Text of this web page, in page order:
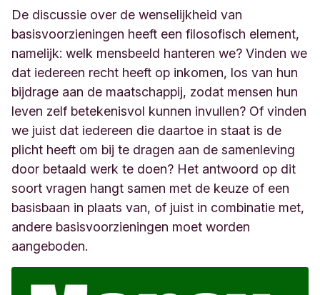
De discussie over de wenselijkheid van
basisvoorzieningen heeft een filosofisch element,
namelijk: welk mensbeeld hanteren we? Vinden we
dat iedereen recht heeft op inkomen, los van hun
bijdrage aan de maatschappij, zodat mensen hun
leven zelf betekenisvol kunnen invullen? Of vinden
we juist dat iedereen die daartoe in staat is de
plicht heeft om bij te dragen aan de samenleving
door betaald werk te doen? Het antwoord op dit
soort vragen hangt samen met de keuze of een
basisbaan in plaats van, of juist in combinatie met,
andere basisvoorzieningen moet worden
aangeboden.